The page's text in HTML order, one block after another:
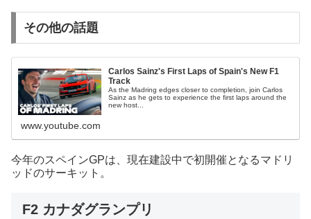
その他の話題
Carlos Sainz's First Laps of Spain's New F1
Track
As the Madring edges closer to completion, join Carlos
Sainz as he gets to experience the first laps around the
new host...
www.youtube.com
今年のスペインGPは、現在建設中で初開催となるマドリ
ッドのサーキット。
F2 カナダグランプリ